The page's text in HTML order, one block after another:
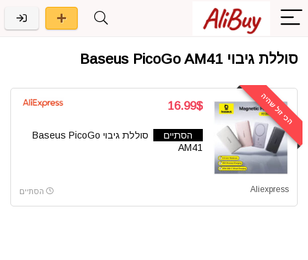
סוללת גיבוי Baseus PicoGo AM41
הכי זול שהיה 16.99$
הסתיים
סוללת גיבוי Baseus PicoGo
AM41
Aliexpress הסתיים